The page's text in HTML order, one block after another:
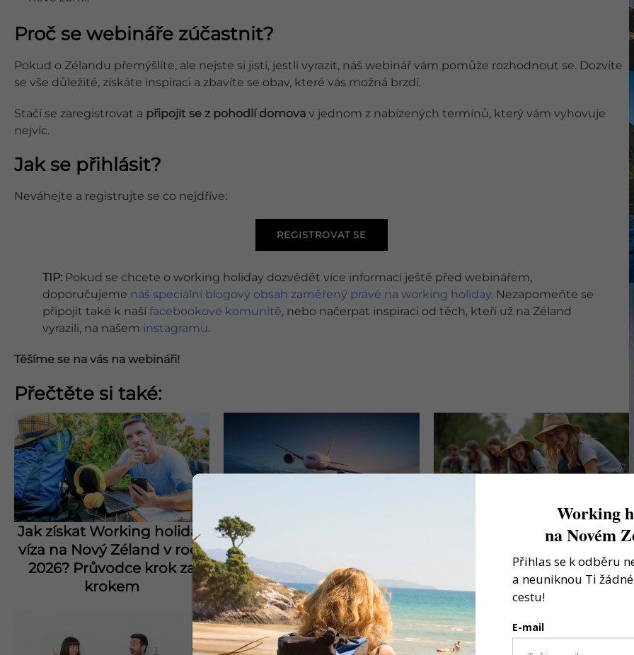
Proč se webináře zúčastnit?
Pokud o Zélandu přemýšlíte, ale nejste si jistí, jestli vyrazit, náš webinář vám pomůže rozhodnout se. Dozvíte
se vše důležité, získáte inspiraci a zbavíte se obav, které vás možná brzdí.
Stačí se zaregistrovat a připojit se z pohodlí domova v jednom z nabízených termínů, který vám vyhovuje
nejvíc.
Jak se přihlásit?
Neváhejte a registrujte se co nejdříve:
REGISTROVAT SE
TIP: Pokud se chcete o working holiday dozvědět více informací ještě před webinářem,
doporučujeme náš speciální blogový obsah zaměřený právě na working holiday. Nezapomeňte se
připojit také k naší facebookové komunitě, nebo načerpat inspiraci od těch, kteří už na Zéland
vyrazili, na našem instagramu.
Těšíme se na vás na webináři!
Přečtěte si také:
Jak získat Working holiday
víza na Nový Zéland v roce
2026? Průvodce krok za
krokem
Letenky na Nový Zéland od
Práce na Novém Zélandu:
Working holiday
cestovatele
Working
na Novém
Přihlas se k odběru
a neuniknou Ti
cestu!
E-mail